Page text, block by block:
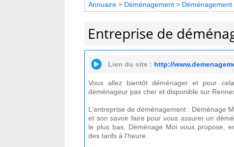
Annuaire > Déménagement >
Entreprise de
Lien du site : http://
Vous allez bientôt déménager et pour
déménageur pas cher et disponible sur
L'entreprise de déménagement : Déménage
et son savoir faire pour vous assurer un
le plus bas. Déménage Moi vous propose,
des tarifs à l'heure.